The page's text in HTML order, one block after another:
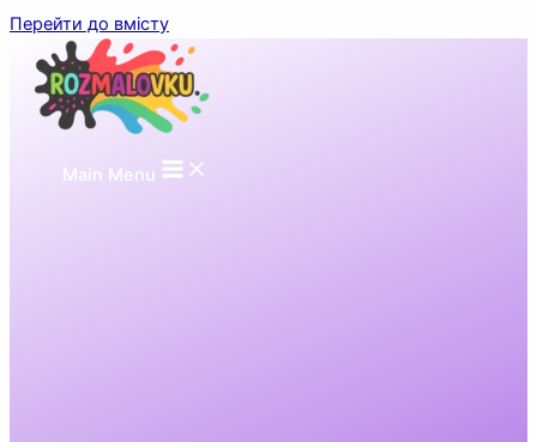
Перейти до вмісту
Main Menu